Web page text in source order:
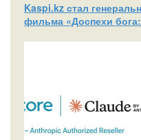
Kaspi.kz стал
фильма «Доспехи